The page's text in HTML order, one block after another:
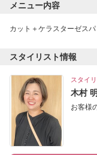
メニュー内容
カット＋ケラスターゼス
スタイリスト情報
スタイ
木村
お客様